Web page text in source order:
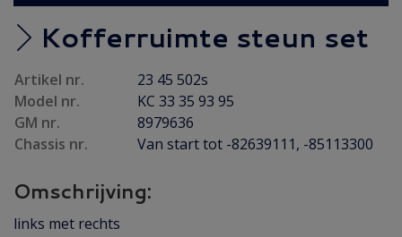
Carrosserie
Carrosserie plaatwerk (7)
Elektrisch/ Verlichting(15)
Emblemen/ Sierlijsten(39)
Folders/ Boeken/ Modellen (10)
Gereviseerd(15)
Interieur/ Instrumenten
Kofferruimte steun set
Artikel nr.
23 45 502s
Model nr.
KC 33 35 93 95
GM nr.
8979636
Chassis nr.
Van start tot -82639111, -85113300
Omschrijving:
links met rechts